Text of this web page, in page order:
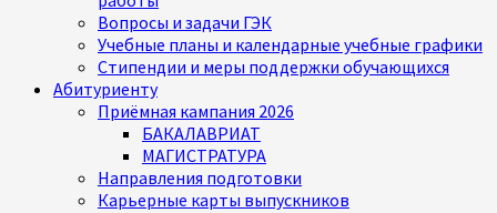
Вопросы и задачи ГЭК
Учебные планы и календарные учебные графики
Стипендии и меры поддержки обучающихся
Абитуриенту
Приёмная кампания 2026
БАКАЛАВРИАТ
МАГИСТРАТУРА
Направления подготовки
Карьерные карты выпускников